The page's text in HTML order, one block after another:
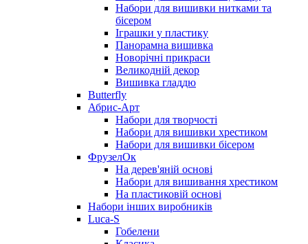
Набори для вишивки нитками та
бісером
Іграшки у пластику
Панорамна вишивка
Новорічні прикраси
Великодній декор
Вишивка гладдю
Butterfly
Абрис-Арт
Набори для творчості
Набори для вишивки хрестиком
Набори для вишивки бісером
ФрузелОк
На дерев'яній основі
Набори для вишивання хрестиком
На пластиковій основі
Набори інших виробників
Luca-S
Гобелени